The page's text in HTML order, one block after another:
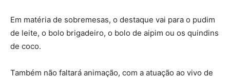
Em matéria de sobremesas, o destaque vai para o pudim
de leite, o bolo brigadeiro, o bolo de aipim ou os quindins
de coco.
Também não faltará animação, com a atuação ao vivo de